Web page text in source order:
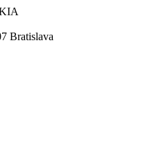
Bratislava